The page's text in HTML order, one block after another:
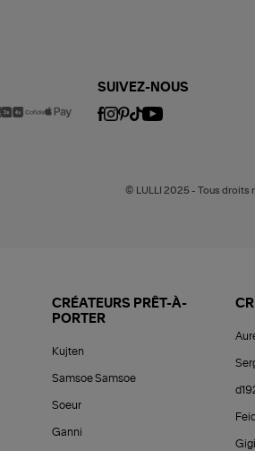
SUIVEZ-NOUS
© LULLI 2025 - Tous droits
CRÉATEURS PRÊT-À-
PORTER
Kujten
Samsoe Samsoe
Soeur
Ganni